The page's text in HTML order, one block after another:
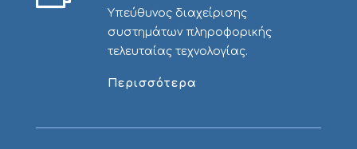
Υπεύθυνος διαχείρισης
συστημάτων πληροφορικής
τελευταίας τεχνολογίας.
Περισσότερα